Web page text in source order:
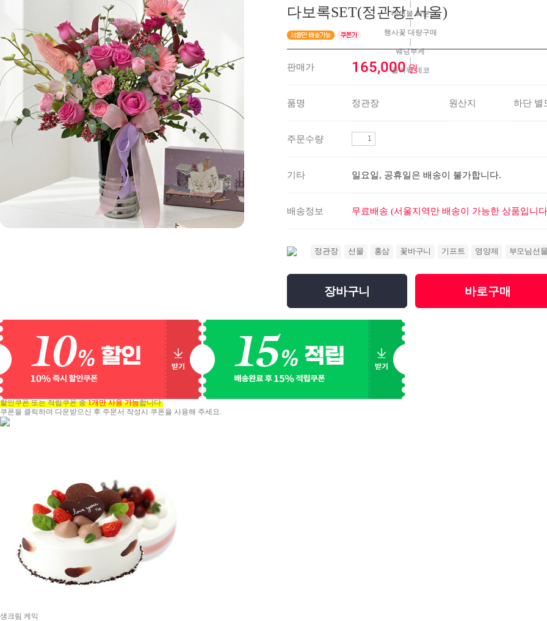
테이블 화분
행사꽃 대량구매
|
웨딩부케
|
플라워 데코
다보록SET(정관장_서울)
판매가 165,000원
품명 정관장 원산지 하단 별
주문수량
기타 일요일, 공휴일은 배송이 불가합니다.
배송정보 무료배송 (서울지역만 배송이 가능한 상품입니
정관장 선물 홍삼 꽃바구니 기프트 영양제 부모님선물
장바구니 바로구매
할인쿠폰 또는 적립쿠폰 중1개만 사용 가능합니다.
쿠폰을 클릭하여 다운받으신 후 주문서 작성시 쿠폰을 사용해 주세요.
생크림 케익